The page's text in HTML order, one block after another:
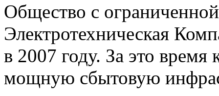
Общество с
Электротехническая
в 2007 году. За это время
мощную сбытовую